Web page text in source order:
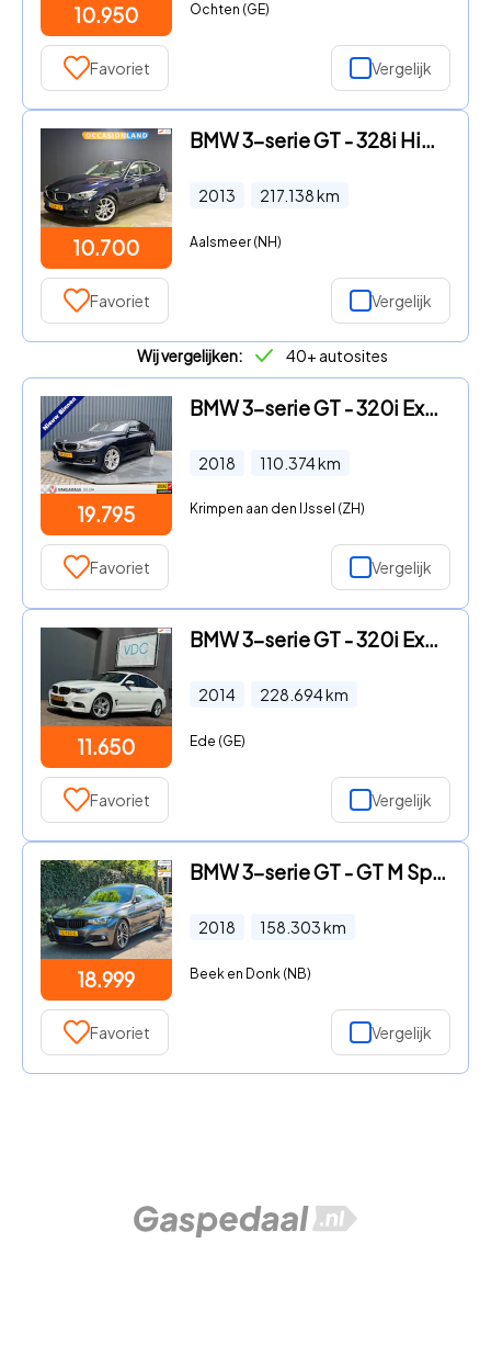
10.950 Ochten (GE)
Favoriet Vergelijk
10.700
BMW 3-serie GT - 328i High Executive|PDC|LED|TREKHAAK|LEDER|CRUISE|STOELV|BLU
2013 217.138km
Aalsmeer (NH)
Favoriet Vergelijk
Wij vergelijken: 40+ autosites
19.795
BMW 3-serie GT - 320i Executive | Apple Carplay | Head Up | Keyless | Prijs R
2018 110.374km
Krimpen aan den IJssel (ZH)
Favoriet Vergelijk
11.650
BMW 3-serie GT - 320i Executive | M-Pakket | Schuifdak | Xenon | Leder
2014 228.694km
Ede (GE)
Favoriet Vergelijk
18.999
BMW 3-serie GT - GT M Sport OPTIES Panorama CarPlay Adaptieve Cruise Elek. Tr
2018 158.303km
Beek en Donk (NB)
Favoriet Vergelijk